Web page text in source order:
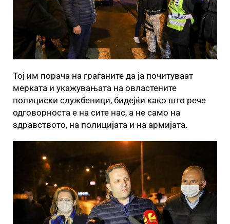
Тој им порача на граѓаните да ја почитуваат
мерката и укажувањата на овластените
полициски службеници, бидејќи како што рече
одговорноста е на сите нас, а не само на
здравството, на полицијата и на армијата.